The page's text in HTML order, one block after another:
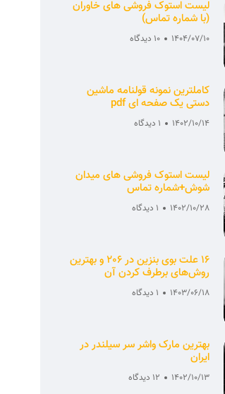
لیست استوک فروشی های خاوران
(با شماره تماس)
1404/07/10 10 دیدگاه
کاملترین نمونه قولنامه ماشین
دستی یک صفحه ای pdf
1402/10/14 1 دیدگاه
لیست استوک فروشی های میدان
شوش+شماره تماس
1402/10/28 1 دیدگاه
16 علت بوی بنزین در 206 و بهترین
روش‌های برطرف کردن آن
1403/06/18 1 دیدگاه
بهترین مارک واشر سر سیلندر در
ایران
1402/10/13 12 دیدگاه